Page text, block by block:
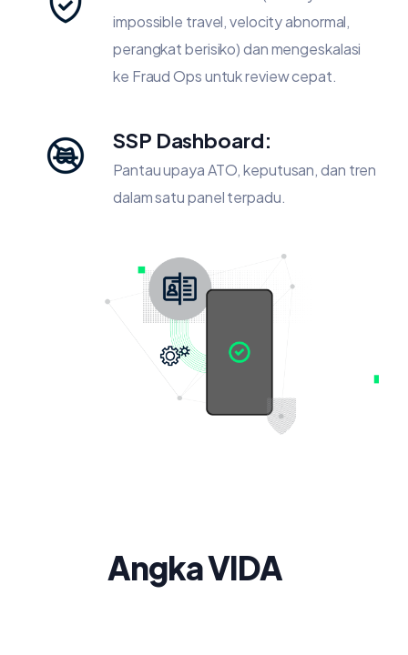
impossible travel, velocity abnormal,
perangkat berisiko) dan mengeskalasi
ke Fraud Ops untuk review cepat.
SSP Dashboard:
Pantau upaya ATO, keputusan, dan tren
dalam satu panel terpadu.
Angka VIDA